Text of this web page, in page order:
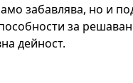
забавлява, но и
за
дейност.